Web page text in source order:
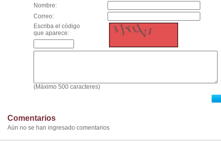
Nombre:
Correo:
Escriba el código
que aparece:
(Máximo 500 caracteres)
Comentarios
Aún no se han ingresado comentarios